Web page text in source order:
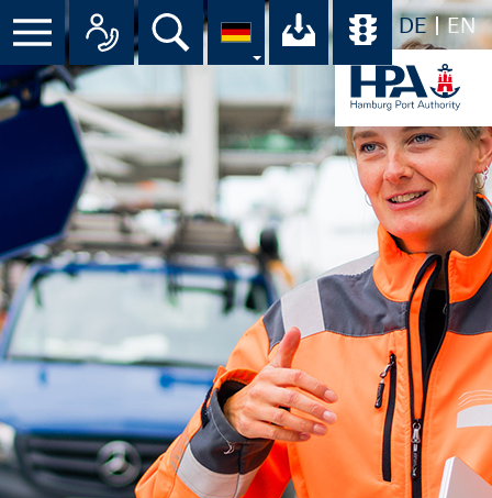
DE EN
Suche Ihr Download-